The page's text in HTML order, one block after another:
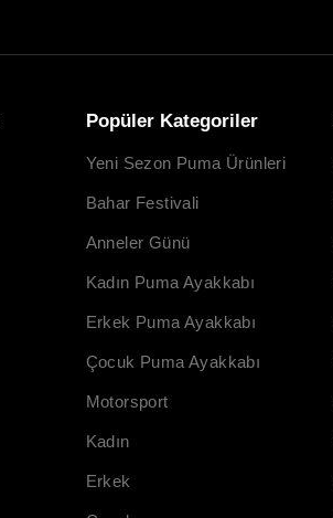
Popüler Kategoriler
Yeni Sezon Puma Ürünleri
Bahar Festivali
Anneler Günü
Kadın Puma Ayakkabı
Erkek Puma Ayakkabı
Çocuk Puma Ayakkabı
Motorsport
Kadın
Erkek